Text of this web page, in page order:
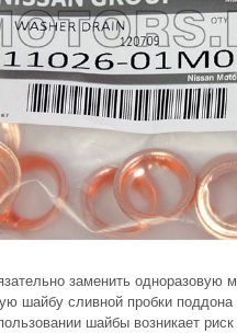
заменить одноразовую
шайбу сливной пробки поддона
шайбы возникает